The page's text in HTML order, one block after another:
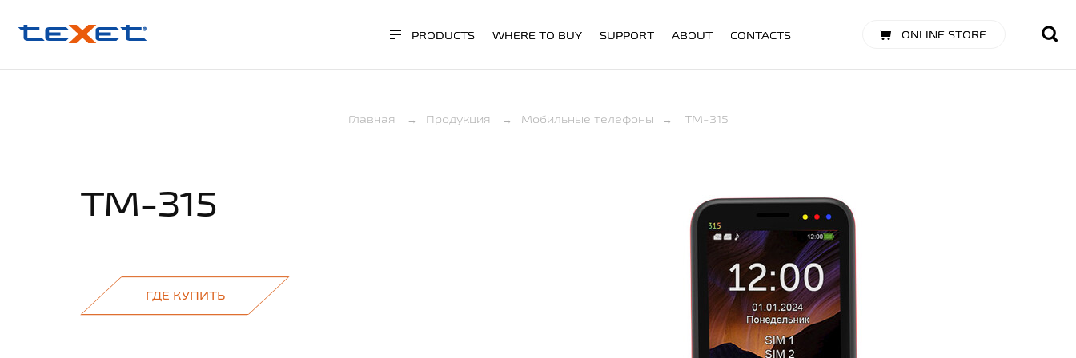
ONLINE STORE
PRODUCTS WHERE TO BUY SUPPORT ABOUT CONTACTS
Главная → Продукция → Мобильные телефоны → TM-315
TM-315
ГДЕ КУПИТЬ